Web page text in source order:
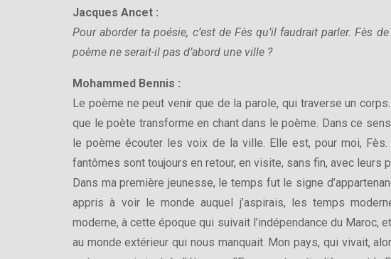
Jacques Ancet :
Pour aborder ta poésie, c’est de Fès qu’il faudrait parler. Fès
poème ne serait-il pas d’abord une ville ?
Mohammed Bennis :
Le poème ne peut venir que de la parole, qui traverse un
que le poète transforme en chant dans le poème. Dans ce
le poème écouter les voix de la ville. Elle est, pour moi,
fantômes sont toujours en retour, en visite, sans fin, avec leurs
Dans ma première jeunesse, le temps fut le signe
appris à voir le monde auquel j’aspirais, les temps
moderne, à cette époque qui suivait l’indépendance du Maroc,
au monde extérieur qui nous manquait. Mon pays, qui vivait,